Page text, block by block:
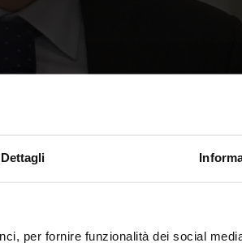
Dettagli
per fornire funzionalità dei social
con l’assessore